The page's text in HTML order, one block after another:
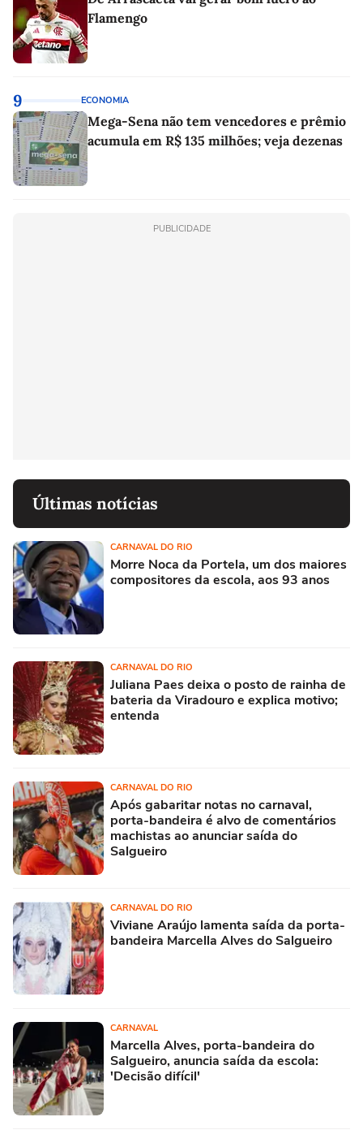
Flamengo
9 ECONOMIA
Mega-Sena não tem vencedores e prêmio
acumula em R$ 135 milhões; veja dezenas
PUBLICIDADE
Últimas notícias
CARNAVAL DO RIO
Morre Noca da Portela, um dos maiores
compositores da escola, aos 93 anos
CARNAVAL DO RIO
Juliana Paes deixa o posto de rainha de
bateria da Viradouro e explica motivo;
entenda
CARNAVAL DO RIO
Após gabaritar notas no carnaval,
porta-bandeira é alvo de comentários
machistas ao anunciar saída do
Salgueiro
CARNAVAL DO RIO
Viviane Araújo lamenta saída da porta-
bandeira Marcella Alves do Salgueiro
CARNAVAL
Marcella Alves, porta-bandeira do
Salgueiro, anuncia saída da escola:
'Decisão difícil'